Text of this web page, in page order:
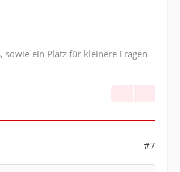
sowie ein Platz für kleinere Fragen
#7